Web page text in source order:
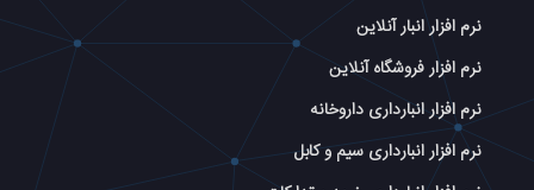
نرم افزار انبار آنلاین
نرم افزار فروشگاه آنلاین
نرم افزار انبارداری داروخانه
نرم افزار انبارداری سیم و کابل